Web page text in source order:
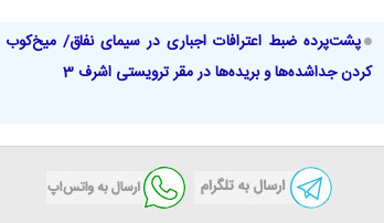
پشت‌پرده ضبط اعترافات اجباری در سیمای نفاق/ میخ‌کوب
کردن جداشده‌ها و بریده‌ها در مقر ترویستی اشرف 3